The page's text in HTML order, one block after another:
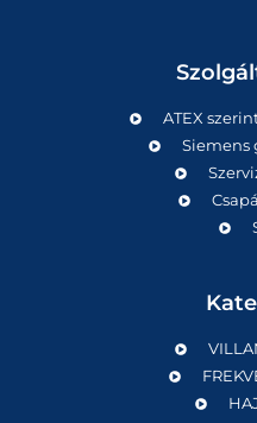
ATEX
Siemens